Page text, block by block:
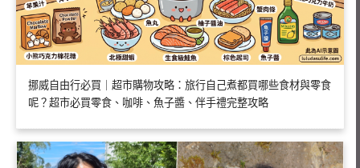
挪威自由行必買｜超市購物攻略：旅行自己煮都買哪些食材與零食
呢？超市必買零食、咖啡、魚子醬、伴手禮完整攻略